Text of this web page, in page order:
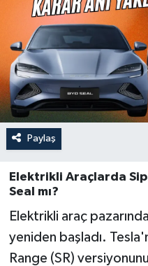
Paylaş
Elektrikli Araçlarda
Seal mı?
Elektrikli araç
yeniden başladı.
Range (SR)